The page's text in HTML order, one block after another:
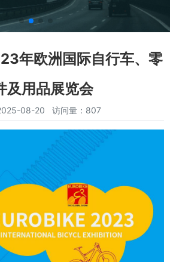
年欧洲国际自行车、零
及用品展览会
08-20 访问量：807